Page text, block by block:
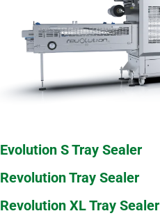
Evolution S Tray Sealer
Revolution Tray Sealer
Revolution XL Tray Sealer